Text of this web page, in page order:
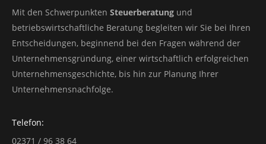
Mit den Schwerpunkten Steuerberatung und
betriebswirtschaftliche Beratung begleiten wir Sie bei Ihren
Entscheidungen, beginnend bei den Fragen während der
Unternehmensgründung, einer wirtschaftlich erfolgreichen
Unternehmensgeschichte, bis hin zur Planung Ihrer
Unternehmensnachfolge.
Telefon:
02371 / 96 38 64